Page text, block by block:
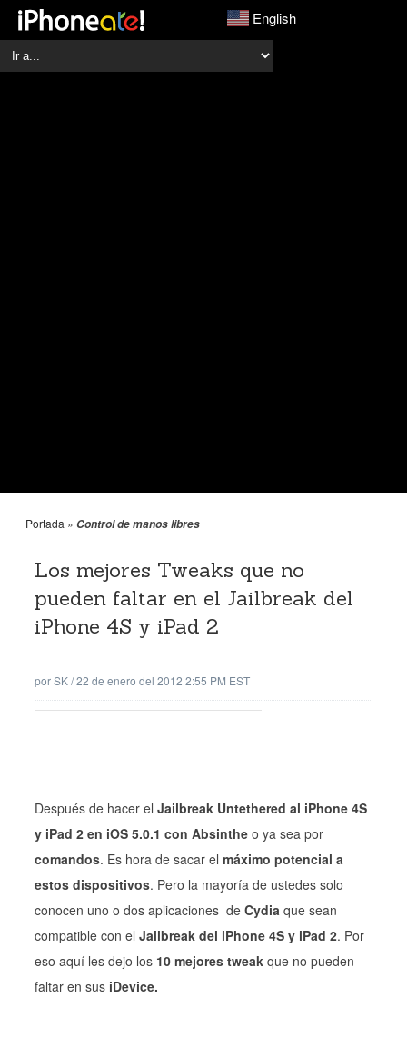
English
Portada » Control de manos libres
Los mejores Tweaks que no
pueden faltar en el Jailbreak del
iPhone 4S y iPad 2
porSK/22 de enero del 2012 2:55 PM EST
Después de hacer el Jailbreak Untethered al iPhone 4S
y iPad 2 en iOS 5.0.1 con Absinthe o ya sea por
comandos. Es hora de sacar el máximo potencial a
estos dispositivos. Pero la mayoría de ustedes solo
conocen uno o dos aplicaciones de Cydia que sean
compatible con el Jailbreak del iPhone 4S y iPad 2. Por
eso aquí les dejo los 10 mejores tweak que no pueden
faltar en sus iDevice.